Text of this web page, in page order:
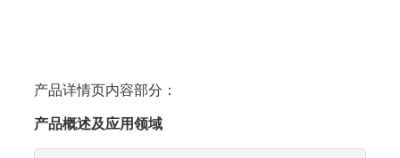
产品详情页内容部分：
产品概述及应用领域